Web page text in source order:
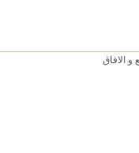
و الافاق